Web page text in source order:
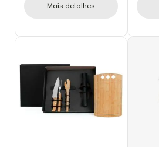
Mais detalhes